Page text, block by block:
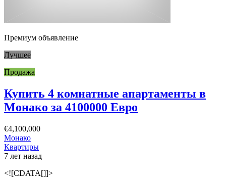
Премиум объявление
Лучшее
Продажа
Купить 4 комнатные апартаменты в
Монако за 4100000 Евро
€4,100,000
Монако
Квартиры
7 лет назад
<![CDATA[]]>